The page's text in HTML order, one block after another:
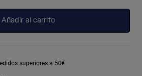
Añadir al carrito
superiores a 50€